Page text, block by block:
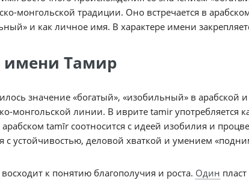
монгольской традиции. Оно встречается в
и как личное имя. В характере имени
имени Тамир
значение «богатый», «изобильный» в арабской
монгольской линии. В иврите tamir употребляется
tamīr соотносится с идеей изобилия и
с устойчивостью, деловой хваткой и умением
к понятию благополучия и роста. Один